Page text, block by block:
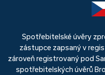
Spotřebitelské úvěry
zástupce zapsaný v
zároveň registrovaný pod
spotřebitelských úvěrů